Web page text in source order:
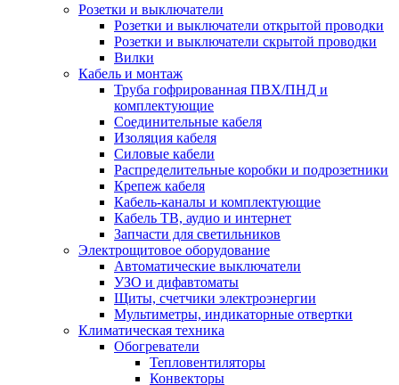
Розетки и выключатели
Розетки и выключатели открытой проводки
Розетки и выключатели скрытой проводки
Вилки
Кабель и монтаж
Труба гофрированная ПВХ/ПНД и
комплектующие
Соединительные кабеля
Изоляция кабеля
Силовые кабели
Распределительные коробки и подрозетники
Крепеж кабеля
Кабель-каналы и комплектующие
Кабель ТВ, аудио и интернет
Запчасти для светильников
Электрощитовое оборудование
Автоматические выключатели
УЗО и дифавтоматы
Щиты, счетчики электроэнергии
Мультиметры, индикаторные отвертки
Климатическая техника
Обогреватели
Тепловентиляторы
Конвекторы